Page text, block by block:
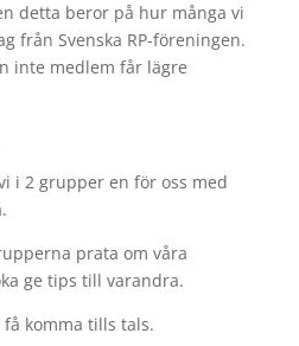
detta beror på hur många vi
från Svenska RP-föreningen.
inte medlem får lägre
i 2 grupper en för oss med
prata om våra
ge tips till varandra.
komma tills tals.